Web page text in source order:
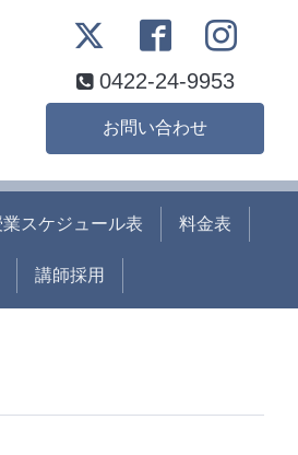
0422-24-9953
お問い合わせ
スケジュール表 料金表
講師採用